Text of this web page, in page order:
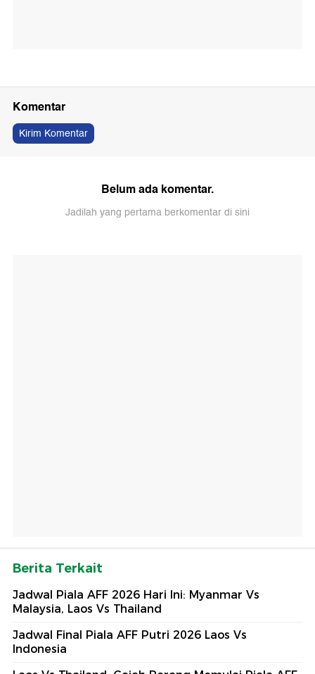
Komentar
Kirim Komentar
Belum ada komentar.
Jadilah yang pertama berkomentar di sini
Berita Terkait
Jadwal Piala AFF 2026 Hari Ini: Myanmar Vs
Malaysia, Laos Vs Thailand
Jadwal Final Piala AFF Putri 2026 Laos Vs
Indonesia